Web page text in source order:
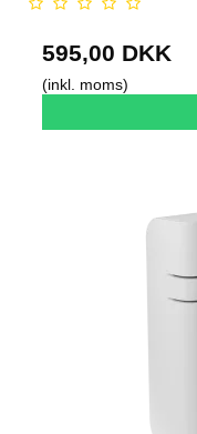
595,00 DKK
(inkl. moms)